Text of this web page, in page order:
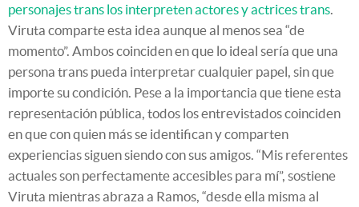
personajes trans los interpreten actores y actrices trans
Viruta comparte esta idea aunque al menos sea “de
momento”. Ambos coinciden en que lo ideal sería que una
persona trans pueda interpretar cualquier papel, sin que
importe su condición. Pese a la importancia que tiene esta
representación pública, todos los entrevistados coinciden
en que con quien más se identifican y comparten
experiencias siguen siendo con sus amigos. “Mis referentes
actuales son perfectamente accesibles para mí”, sostiene
Viruta mientras abraza a Ramos, “desde ella misma al